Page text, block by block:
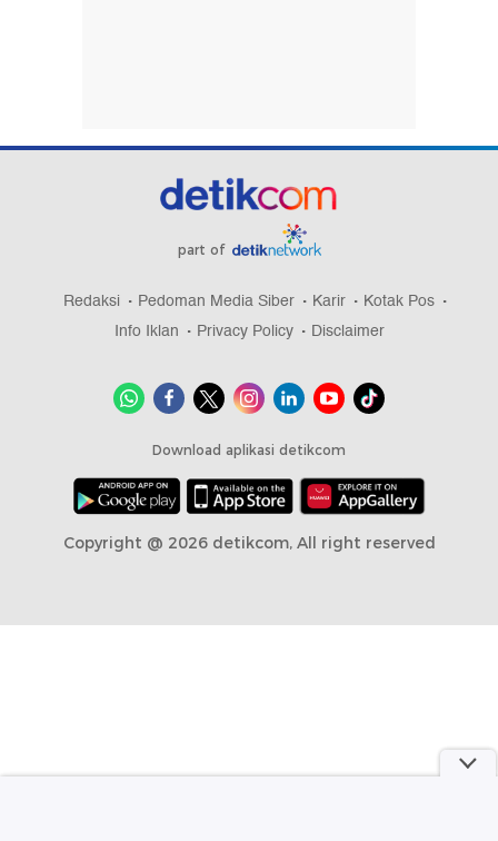
part of
Redaksi Pedoman Media Siber Karir
Kotak Pos
Info Iklan
Privacy Policy Disclaimer
Download aplikasi detikcom
Copyright @ 2026 detikcom, All right reserved